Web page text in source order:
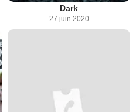
Dark
27 juin 2020